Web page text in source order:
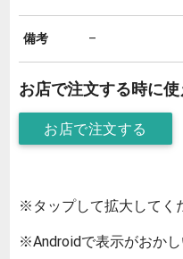
備考 –
お店で注文する時に使
お店で注文する
※タップして拡大してく
※Androidで表示がおか